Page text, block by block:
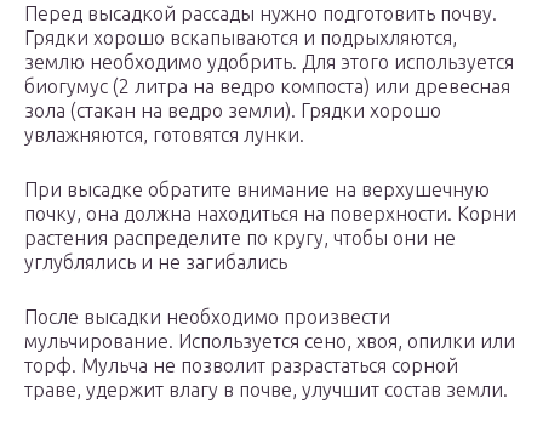
Перед высадкой рассады нужно подготовить почву.
Грядки хорошо вскапываются и подрыхляются,
землю необходимо удобрить. Для этого используется
биогумус (2 литра на ведро компоста) или древесная
зола (стакан на ведро земли). Грядки хорошо
увлажняются, готовятся лунки.
При высадке обратите внимание на верхушечную
почку, она должна находиться на поверхности. Корни
растения распределите по кругу, чтобы они не
углублялись и не загибались
После высадки необходимо произвести
мульчирование. Используется сено, хвоя, опилки или
торф. Мульча не позволит разрастаться сорной
траве, удержит влагу в почве, улучшит состав земли.